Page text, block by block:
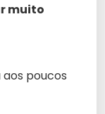
muito
poucos